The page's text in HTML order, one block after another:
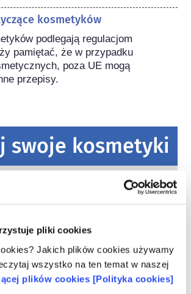
pliki cookies
Jakich plików cookies używamy
wszystko na ten temat w naszej
plików cookies [Polityka cookies]
kosmetyków
podlegają regulacjom
pamiętać, że w przypadku
poza UE mogą
przepisy.
swoje kosmetyki
kosmetyków w Europie?
i higieny osobistej sprzedawane
były bezpieczne. Firmy
i europejskie organy regulacyjne
odpowiedzialność za
produktów kosmetycznych.
o substancjach
gospodarkę hormonalną